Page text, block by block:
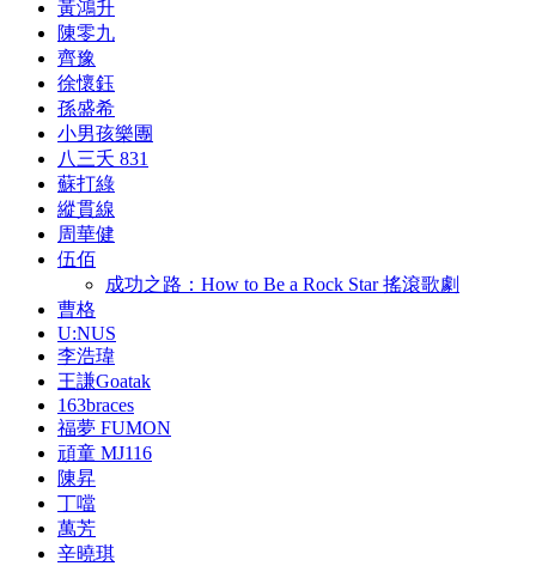
黃鴻升
陳零九
齊豫
徐懷鈺
孫盛希
小男孩樂團
八三夭 831
蘇打綠
縱貫線
周華健
伍佰
成功之路：How to Be a Rock Star 搖滾歌劇
曹格
U:NUS
李浩瑋
王謙Goatak
163braces
福夢 FUMON
頑童 MJ116
陳昇
丁噹
萬芳
辛曉琪